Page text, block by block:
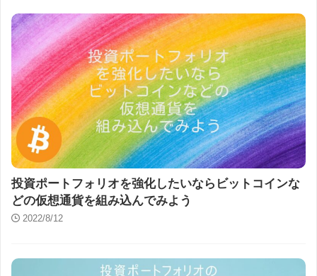
投資ポートフォリオを強化したいならビットコインな
どの仮想通貨を組み込んでみよう
2022/8/12